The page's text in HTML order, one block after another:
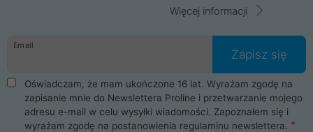
Więcej informacji
Email
Zapisz się
Oświadczam, że mam ukończone 16 lat. Wyrażam zgodę na
zapisanie mnie do Newslettera Proline i przetwarzanie mojego
adresu e-mail w celu wysyłki wiadomości. Zapoznałem się i
wyrażam zgodę na postanowienia regulaminu newslettera.